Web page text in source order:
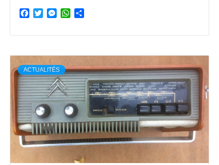
FacebookTwitterMessengerWhatsApp
ACTUALITÉS